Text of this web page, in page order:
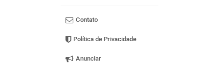
Contato
Política de Privacidade
Anunciar